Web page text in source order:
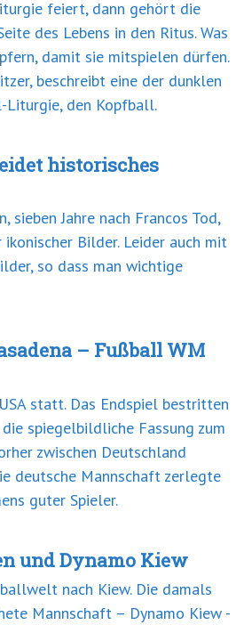
feiert, dann gehört die
des Lebens in den Ritus. Was
damit sie mitspielen dürfen.
beschreibt eine der dunklen
Liturgie, den Kopfball.
historisches
sieben Jahre nach Francos Tod,
Bilder. Leider auch mit
so dass man wichtige
– Fußball WM
statt. Das Endspiel bestritten
spiegelbildliche Fassung zum
zwischen Deutschland
deutsche Mannschaft zerlegte
guter Spieler.
und Dynamo Kiew
nach Kiew. Die damals
Mannschaft – Dynamo Kiew -